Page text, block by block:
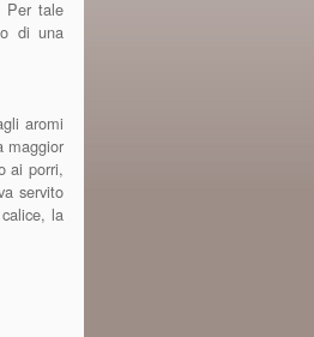
Per tale
di una
aromi
maggior
ai porri,
servito
la